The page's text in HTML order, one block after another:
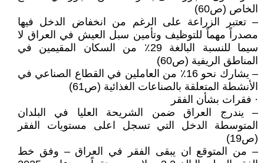
الخاص (ص60)
– تعتبر الزراعة على الرغم من انخفاض الدخل فيها
مصدراً مهماً للتوظيف وتأمين سبل العيش في العراق لا
سيما للنسبة البالغة 29٪ من السكان المقيمين في
المناطق الريفية (ص60)
– يشارك نحو 16٪ من العاملين في القطاع الصناعي في
الأنشطة المتعلقة بالصناعات الغذائية (ص61)
· فقرات بشأن الفقر
– يندرج العراق ضمن الشريحة العليا في البلدان
المتوسطة الدخل التي تسجل اعلى مستويات الفقر
(ص19)
– من المتوقع ان يبقى الفقر في العراق – وفق خط